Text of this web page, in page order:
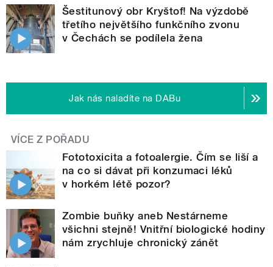
Šestitunový obr Kryštof! Na výzdobě
třetího největšího funkčního zvonu
v Čechách se podílela žena
Jak nás naladíte na DABu
VÍCE Z POŘADU
Fototoxicita a fotoalergie. Čím se liší a
na co si dávat při konzumaci léků
v horkém létě pozor?
Zombie buňky aneb Nestárneme
všichni stejně! Vnitřní biologické hodiny
nám zrychluje chronický zánět